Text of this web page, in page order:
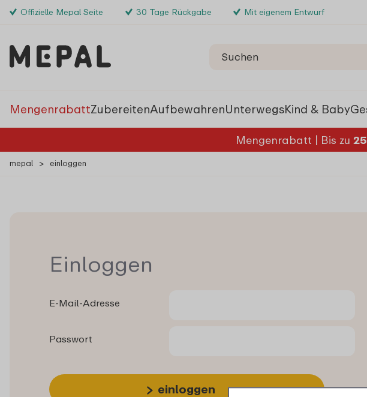
Offizielle Mepal Seite 30 Tage Rückgabe Mit eigenem Entwurf
MengenrabattZubereitenAufbewahrenUnterwegsKind & Baby
Mengenrabatt | Bis zu
mepal > einloggen
Einloggen
E-Mail-Adresse
Passwort
einloggen